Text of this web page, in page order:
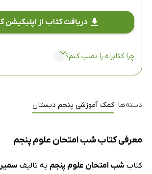
دریافت کتاب از اپلیکیشن
چرا کتابراه را نصب کنم؟
دسته‌ها: کمک آموزشی پنجم دبستان
معرفی کتاب شب امتحان علوم پنجم
کتاب شب امتحان علوم پنجم به تالیف